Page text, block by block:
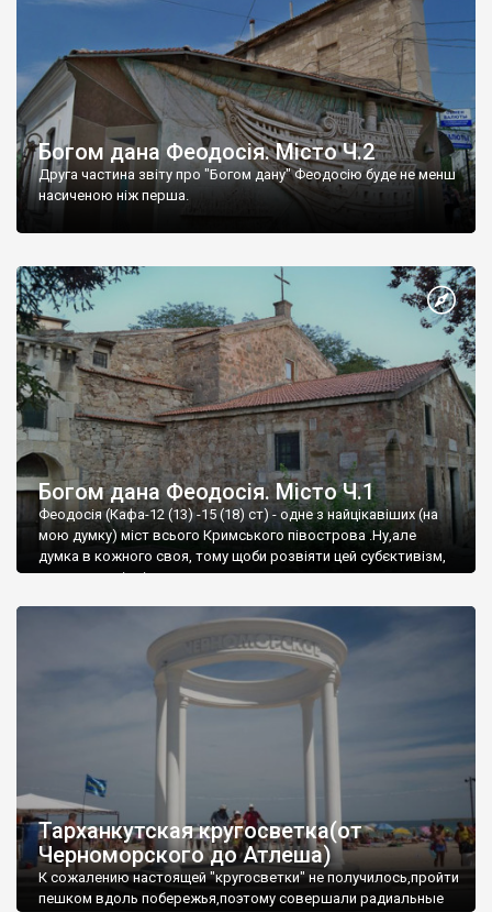
Богом дана Феодосія. Місто Ч.2
Друга частина звіту про "Богом дану" Феодосію буде не менш
насиченою ніж перша.
Богом дана Феодосія. Місто Ч.1
Феодосія (Кафа-12 (13) -15 (18) ст) - одне з найцікавіших (на
мою думку) міст всього Кримського півострова .Ну,але
думка в кожного своя, тому щоби розвіяти цей субєктивізм,
запрошую відвідати це
Тарханкутская кругосветка(от
Черноморского до Атлеша)
К сожалению настоящей "кругосветки" не получилось,пройти
пешком вдоль побережья,поэтому совершали радиальные